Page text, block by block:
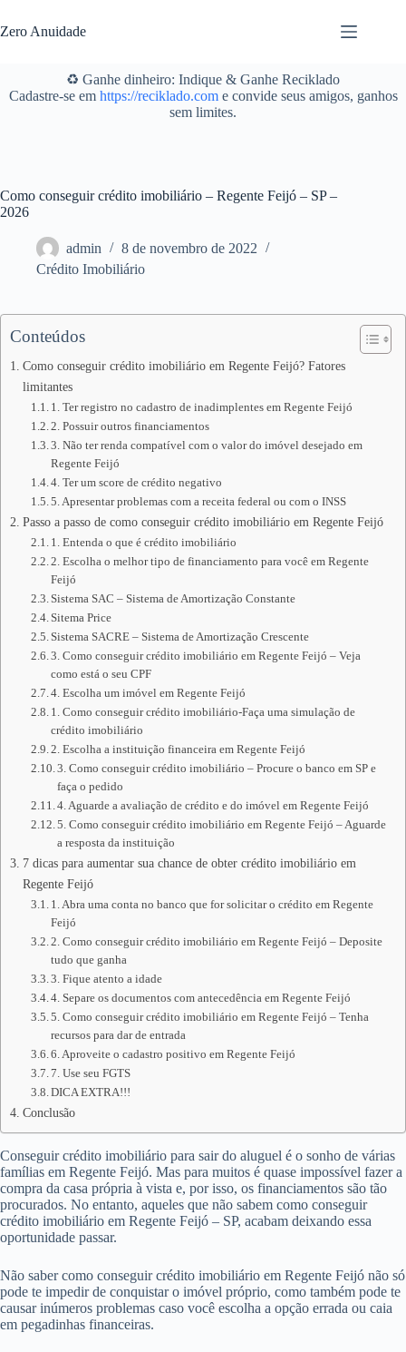
para
o
Zero Anuidade
♻️ Ganhe dinheiro: Indique & Ganhe Reciklado
Cadastre-se em https://reciklado.come convide seus amigos, ganhos
sem limites.
Como conseguir crédito imobiliário – Regente Feijó – SP –
2026
admin
8 de novembro de 2022
Crédito Imobiliário
Conteúdos
Como conseguir crédito imobiliário em Regente Feijó? Fatores
limitantes
1. Ter registro no cadastro de inadimplentes em Regente Feijó
2. Possuir outros financiamentos
3. Não ter renda compatível com o valor do imóvel desejado em
Regente Feijó
4. Ter um score de crédito negativo
5. Apresentar problemas com a receita federal ou com o INSS
Passo a passo de como conseguir crédito imobiliário em Regente Feijó
1. Entenda o que é crédito imobiliário
2. Escolha o melhor tipo de financiamento para você em Regente
Feijó
Sistema SAC – Sistema de Amortização Constante
Sitema Price
Sistema SACRE – Sistema de Amortização Crescente
3. Como conseguir crédito imobiliário em Regente Feijó – Veja
como está o seu CPF
4. Escolha um imóvel em Regente Feijó
1. Como conseguir crédito imobiliário-Faça uma simulação de
crédito imobiliário
2. Escolha a instituição financeira em Regente Feijó
3. Como conseguir crédito imobiliário – Procure o banco em SP e
faça o pedido
4. Aguarde a avaliação de crédito e do imóvel em Regente Feijó
5. Como conseguir crédito imobiliário em Regente Feijó – Aguarde
a resposta da instituição
7 dicas para aumentar sua chance de obter crédito imobiliário em
Regente Feijó
1. Abra uma conta no banco que for solicitar o crédito em Regente
Feijó
2. Como conseguir crédito imobiliário em Regente Feijó – Deposite
tudo que ganha
3. Fique atento a idade
4. Separe os documentos com antecedência em Regente Feijó
5. Como conseguir crédito imobiliário em Regente Feijó – Tenha
recursos para dar de entrada
6. Aproveite o cadastro positivo em Regente Feijó
7. Use seu FGTS
DICA EXTRA!!!
Conclusão
Conseguir crédito imobiliário para sair do aluguel é o sonho de várias
famílias em Regente Feijó. Mas para muitos é quase impossível fazer a
compra da casa própria à vista e, por isso, os financiamentos são tão
procurados. No entanto, aqueles que não sabem como conseguir
crédito imobiliário em Regente Feijó – SP, acabam deixando essa
oportunidade passar.
Não saber como conseguir crédito imobiliário em Regente Feijó não só
pode te impedir de conquistar o imóvel próprio, como também pode te
causar inúmeros problemas caso você escolha a opção errada ou caia
em pegadinhas financeiras.